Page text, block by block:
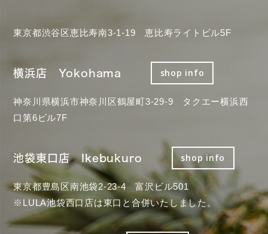
東京都渋谷区恵比寿南3-1-19 恵比寿ライトビル5F
横浜店 Yokohama shop info
神奈川県横浜市神奈川区鶴屋町3-29-9 タクエー横浜西
口第6ビル7F
池袋東口店 Ikebukuro shop info
東京都豊島区南池袋2-23-4 富沢ビル501
※LULA池袋西口店は東口と合併いたしました。